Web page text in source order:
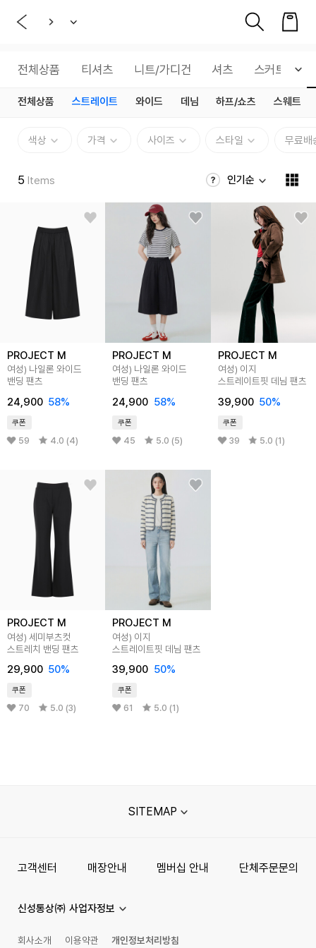
전체상품 티셔츠 니트/가디건 셔츠 스커트
전체상품 스트레이트 와이드 데님 하프/쇼츠 스웨트
색상 가격 사이즈 스타일 무료배
5 Items 인기순
PROJECT M
여성) 나일론 와이드
밴딩 팬츠
24,900 58%
쿠폰
59 4.0 (4)
PROJECT M
여성) 나일론 와이드
밴딩 팬츠
24,900 58%
쿠폰
45 5.0 (5)
PROJECT M
여성) 이지
스트레이트핏 데님 팬츠
39,900 50%
쿠폰
39 5.0 (1)
PROJECT M
여성) 세미부츠컷
스트레치 밴딩 팬츠
29,900 50%
쿠폰
70 5.0 (3)
PROJECT M
여성) 이지
스트레이트핏 데님 팬츠
39,900 50%
쿠폰
61 5.0 (1)
SITEMAP
고객센터 매장안내 멤버십 안내 단체주문문의
신성통상㈜ 사업자정보
회사소개 이용약관 개인정보처리방침